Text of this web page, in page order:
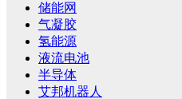
储能网
气凝胶
氢能源
液流电池
半导体
艾邦机器人